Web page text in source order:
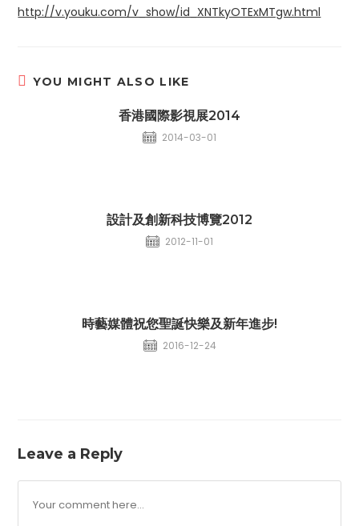
http://v.youku.com/v_show/id_XNTkyOTExMTgw.html
YOU MIGHT ALSO LIKE
香港國際影視展2014
2014-03-01
設計及創新科技博覽2012
2012-11-01
時藝媒體祝您聖誕快樂及新年進步!
2016-12-24
Leave a Reply